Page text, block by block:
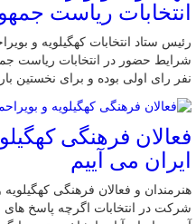
انتخابات ریاست
نفر رای اولی بوده و برای نخستین
فعالان فرهنگی
ایران می آییم
هنرمندان و فعالان فرهنگی
شرکت در انتخابات اگرچه پاسخ